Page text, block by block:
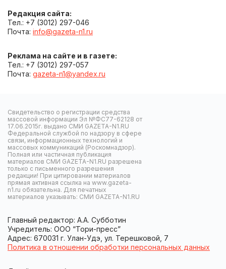
Редакция сайта:
Тел.: +7 (3012) 297-046
Почта: info@gazeta-n1.ru
Реклама на сайте и в газете:
Тел.: +7 (3012) 297-057
Почта: gazeta-n1@yandex.ru
Свидетельство о регистрации средства
массовой информации Эл №ФС77-62128 от
17.06.2015г. выдано СМИ GAZETA-N1.RU
Федеральной службой по надзору в сфере
связи, информационных технологий и
массовых коммуникаций (Роскомнадзор).
Полная или частичная публикация
материалов СМИ GAZETA-N1.RU разрешена
только с письменного разрешения
редакции! При цитировании материалов
прямая активная ссылка на www.gazeta-
n1.ru обязательна. Для печатных
материалов указывать: СМИ GAZETA-N1.RU
Главный редактор: А.А. Субботин
Учредитель: ООО “Тори-пресс”
Адрес: 670031 г. Улан-Удэ, ул. Терешковой, 7
Политика в отношении обработки персональных данных